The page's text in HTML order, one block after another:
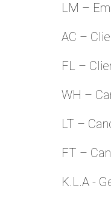
LM –
AC –
FL –
WH –
LT –
FT –
K.L.A -